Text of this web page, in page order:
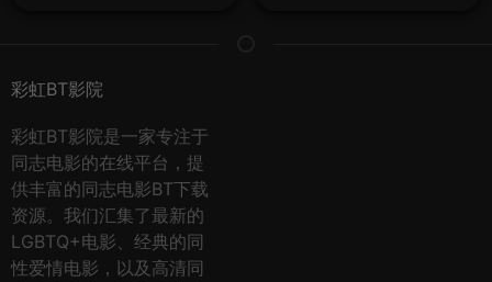
彩虹BT影院
彩虹BT影院是一家专注于
同志电影的在线平台，提
供丰富的同志电影BT下载
资源。我们汇集了最新的
LGBTQ+电影、经典的同
性爱情电影，以及高清同